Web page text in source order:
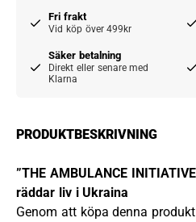
Fri frakt
Vid köp över 499kr
Säker betalning
Direkt eller senare med
Klarna
PRODUKTBESKRIVNING
”THE AMBULANCE
räddar liv i Ukraina
Genom att köpa denna